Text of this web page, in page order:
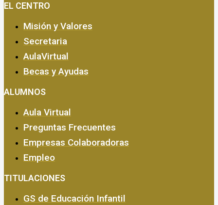
EL CENTRO
Misión y Valores
Secretaria
AulaVirtual
Becas y Ayudas
ALUMNOS
Aula Virtual
Preguntas Frecuentes
Empresas Colaboradoras
Empleo
TITULACIONES
GS de Educación Infantil